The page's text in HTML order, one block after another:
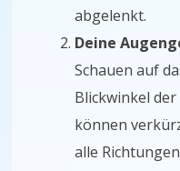
abgelenkt.
Deine
Schauen auf
Blickwinkel
können
alle